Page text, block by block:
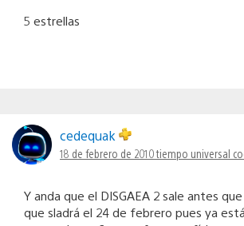
5 estrellas
cedequak
18 de febrero de 2010 tiempo universal
Y anda que el DISGAEA 2 sale antes
que sladrá el 24 de febrero pues ya